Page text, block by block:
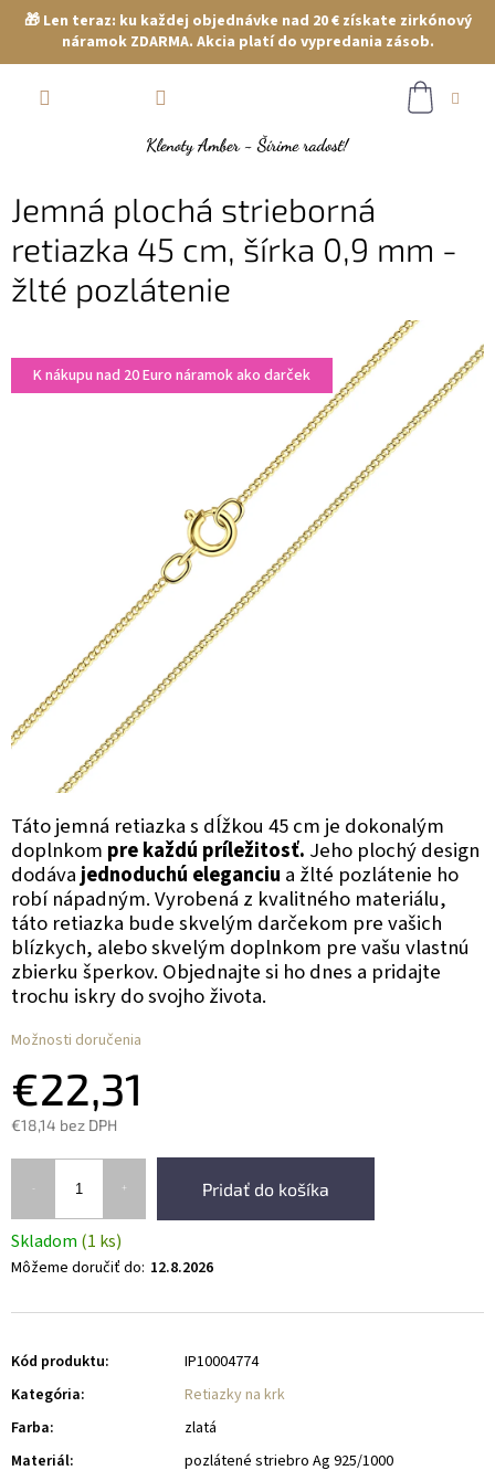
🎁 Len teraz: ku každej objednávke nad 20 € získate zirkónový
náramok ZDARMA. Akcia platí do vypredania zásob.
Jemná plochá strieborná
retiazka 45 cm, šírka 0,9 mm -
žlté pozlátenie
K nákupu nad 20 Euro náramok ako darček
€22,31
€18,14 bez DPH
Pridať do košíka
Skladom (1 ks)
Môžeme doručiť do: 12.8.2026
Možnosti doručenia
Táto jemná retiazka s dĺžkou 45 cm je dokonalým
doplnkom pre každú príležitosť. Jeho plochý design
dodáva jednoduchú eleganciu a žlté pozlátenie ho
robí nápadným. Vyrobená z kvalitného materiálu,
táto retiazka bude skvelým darčekom pre vašich
blízkych, alebo skvelým doplnkom pre vašu vlastnú
zbierku šperkov. Objednajte si ho dnes a pridajte
trochu iskry do svojho života.
Kód produktu:
IP10004774
Kategória:
Retiazky na krk
Farba:
zlatá
Materiál:
pozlátené striebro Ag 925/1000